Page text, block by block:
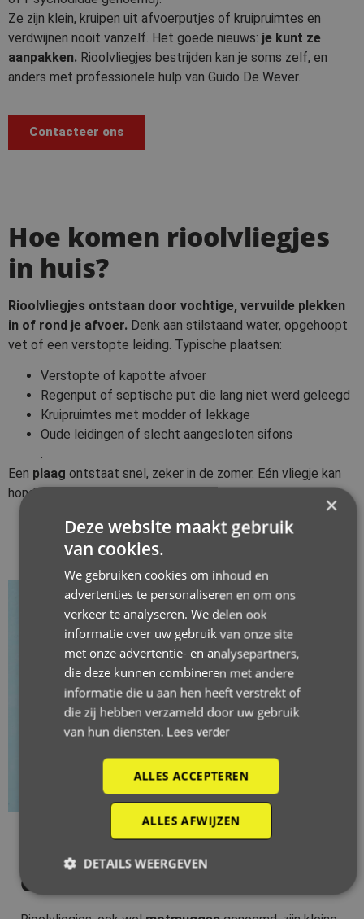
Ze zijn klein, kruipen uit afvoerputjes of kruipruimtes en
verdwijnen nooit vanzelf. Het goede nieuws: je kunt ze
aanpakken. Rioolvliegjes bestrijden kan je soms zelf, en
anders met professionele hulp van Guido De Wever.
Contacteer ons
Hoe komen rioolvliegjes
in huis?
Rioolvliegjes ontstaan door vochtige, vervuilde plekken
in of rond je afvoer. Denk aan stilstaand water, opgehoopt
vet of een verstopte leiding. Typische plaatsen:
Verstopte of kapotte afvoer
Regenput of septische put die lang niet werd geleegd
Kruipruimtes met modder of lekkage
Oude leidingen of slecht aangesloten sifons
.
Een plaag ontstaat snel, zeker in de zomer. Eén vliegje kan
honderden eitjes leggen.
Hoe zien rioolvliegjes
eruit?
×
Deze website maakt gebruik
van cookies.
We gebruiken cookies om inhoud en
advertenties te personaliseren en om ons
verkeer te analyseren. We delen ook
informatie over uw gebruik van onze site
met onze advertentie- en analysepartners,
die deze kunnen combineren met andere
informatie die u aan hen heeft verstrekt of
die zij hebben verzameld door uw gebruik
van hun diensten. Lees verder
ALLES ACCEPTEREN
ALLES AFWIJZEN
DETAILS WEERGEVEN